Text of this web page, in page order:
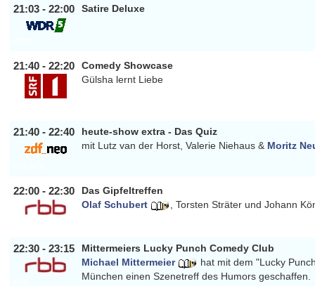
21:03 - 22:00 Satire Deluxe
21:40 - 22:20
Comedy Showcase
Gülsha lernt Liebe
21:40 - 22:40
heute-show extra - Das Quiz
mit Lutz van der Horst, Valerie Niehaus & Moritz
22:00 - 22:30
Das Gipfeltreffen
Olaf Schubert
Torsten Sträter und Johann
22:30 - 23:15
Mittermeiers Lucky Punch Comedy Club
Michael Mittermeier
hat mit dem "Lucky
München einen Szenetreff des Humors geschaffen.